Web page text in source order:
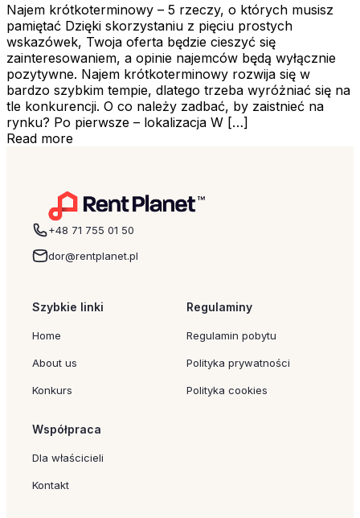
Najem krótkoterminowy – 5 rzeczy, o których musisz
pamiętać Dzięki skorzystaniu z pięciu prostych
wskazówek, Twoja oferta będzie cieszyć się
zainteresowaniem, a opinie najemców będą wyłącznie
pozytywne. Najem krótkoterminowy rozwija się w
bardzo szybkim tempie, dlatego trzeba wyróżniać się na
tle konkurencji. O co należy zadbać, by zaistnieć na
rynku? Po pierwsze – lokalizacja W […]
Read more
+48 71 755 01 50
dor@rentplanet.pl
Szybkie linki
Home
About us
Konkurs
Regulaminy
Regulamin pobytu
Polityka prywatności
Polityka cookies
Współpraca
Dla właścicieli
Kontakt